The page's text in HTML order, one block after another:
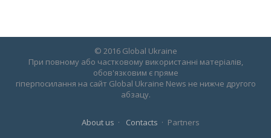
© 2016 Global Ukraine
При повному або частковому використанні матеріалів,
обов'язковим є пряме
гіперпосилання на сайт Global Ukraine News не нижче другого
абзацу.
About us Contacts Partners